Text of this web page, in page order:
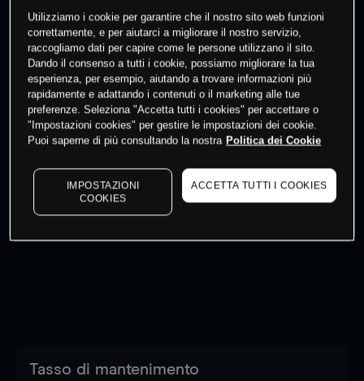
0% dei clienti hanno posizionisu
questo prodotto
Fai trading
I prezzi sono solo indicativi.
Tasso di mantenimento
Utilizziamo i cookie per garantire che il nostro sito web funzioni
correttamente, e per aiutarci a migliorare il nostro servizio,
raccogliamo dati per capire come le persone utilizzano il sito.
Dando il consenso a tutti i cookie, possiamo migliorare la tua
esperienza, per esempio, aiutando a trovare informazioni più
rapidamente e adattando i contenuti o il marketing alle tue
preferenze. Seleziona "Accetta tutti i cookies" per accettare o
"Impostazioni cookies" per gestire le impostazioni dei cookie.
Puoi saperne di più consultando la nostra Politica dei Cookie
IMPOSTAZIONI
COOKIES
ACCETTA TUTTI I COOKIES